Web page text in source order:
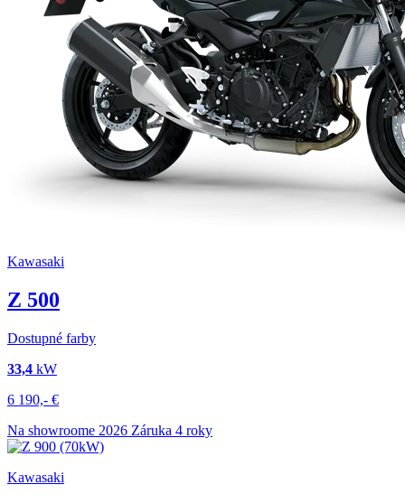
Kawasaki
Z 500
Dostupné farby
33,4 kW
6 190,- €
Na showroome 2026 Záruka 4 roky
Kawasaki